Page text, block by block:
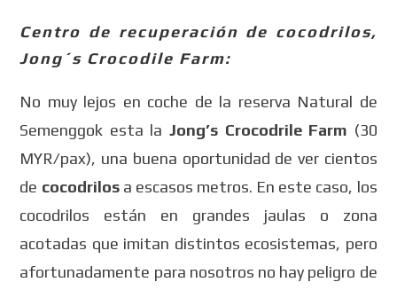
Centro de recuperación de cocodrilos,
Jong´s Crocodile Farm:
No muy lejos en coche de la reserva Natural de
Semenggok esta la Jong’s Crocodrile Farm (30
MYR/pax), una buena oportunidad de ver cientos
de cocodrilos a escasos metros. En este caso, los
cocodrilos están en grandes jaulas o zona
acotadas que imitan distintos ecosistemas, pero
afortunadamente para nosotros no hay peligro de